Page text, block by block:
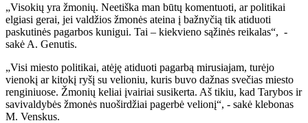
„Visokių yra žmonių. Neetiška man būtų komentuoti, ar politikai
elgiasi gerai, jei valdžios žmonės ateina į bažnyčią tik atiduoti
paskutinės pagarbos kunigui. Tai – kiekvieno sąžinės reikalas“, -
sakė A. Genutis.
„Visi miesto politikai, atėję atiduoti pagarbą mirusiajam, turėjo
vienokį ar kitokį ryšį su velioniu, kuris buvo dažnas svečias miesto
renginiuose. Žmonių keliai įvairiai susikerta. Aš tikiu, kad Tarybos ir
savivaldybės žmonės nuoširdžiai pagerbė velionį“, - sakė klebonas
M. Venskus.